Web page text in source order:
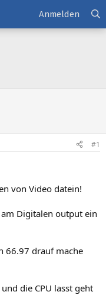
Anmelden
#1
von Video datein!
Digitalen output ein
66.97 drauf mache
die CPU lasst geht